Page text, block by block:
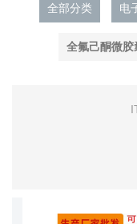
全部分类 电
全氟己酮微胶